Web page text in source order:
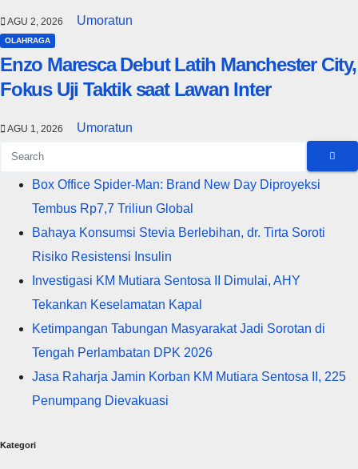
AGU 2, 2026 Umoratun
OLAHRAGA
Enzo Maresca Debut Latih Manchester City,
Fokus Uji Taktik saat Lawan Inter
AGU 1, 2026 Umoratun
Box Office Spider-Man: Brand New Day Diproyeksi
Tembus Rp7,7 Triliun Global
Bahaya Konsumsi Stevia Berlebihan, dr. Tirta Soroti
Risiko Resistensi Insulin
Investigasi KM Mutiara Sentosa II Dimulai, AHY
Tekankan Keselamatan Kapal
Ketimpangan Tabungan Masyarakat Jadi Sorotan di
Tengah Perlambatan DPK 2026
Jasa Raharja Jamin Korban KM Mutiara Sentosa II, 225
Penumpang Dievakuasi
Kategori